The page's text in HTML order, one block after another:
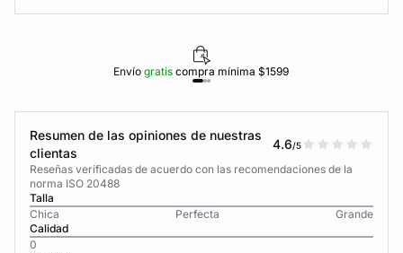
Envíogratiscompra mínima $1599
Resumen de las opiniones de nuestras
clientas
4.6/5
Reseñas verificadas de acuerdo con las recomendaciones de la
norma ISO 20488
Talla
Chica
Perfecta
Grande
Calidad
0